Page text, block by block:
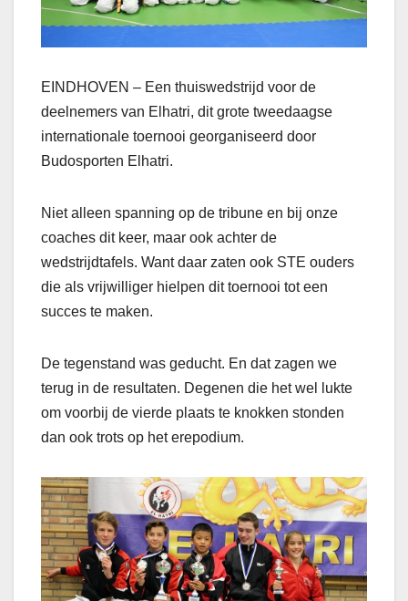
EINDHOVEN – Een thuiswedstrijd voor de
deelnemers van Elhatri, dit grote tweedaagse
internationale toernooi georganiseerd door
Budosporten Elhatri.
Niet alleen spanning op de tribune en bij onze
coaches dit keer, maar ook achter de
wedstrijdtafels. Want daar zaten ook STE ouders
die als vrijwilliger hielpen dit toernooi tot een
succes te maken.
De tegenstand was geducht. En dat zagen we
terug in de resultaten. Degenen die het wel lukte
om voorbij de vierde plaats te knokken stonden
dan ook trots op het erepodium.